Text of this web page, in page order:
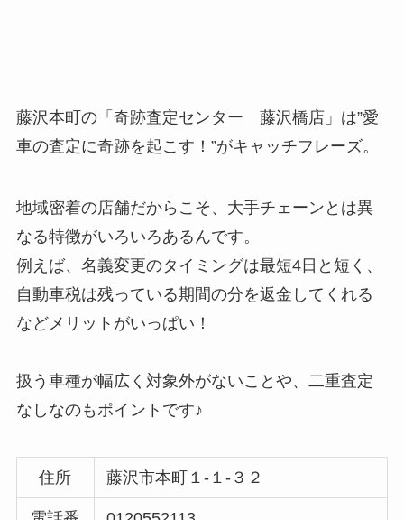
藤沢本町の「奇跡査定センター 藤沢橋店」は”愛
車の査定に奇跡を起こす！”がキャッチフレーズ。
地域密着の店舗だからこそ、大手チェーンとは異
なる特徴がいろいろあるんです。
例えば、名義変更のタイミングは最短4日と短く、
自動車税は残っている期間の分を返金してくれる
などメリットがいっぱい！
扱う車種が幅広く対象外がないことや、二重査定
なしなのもポイントです♪
住所 藤沢市本町１-１-３２